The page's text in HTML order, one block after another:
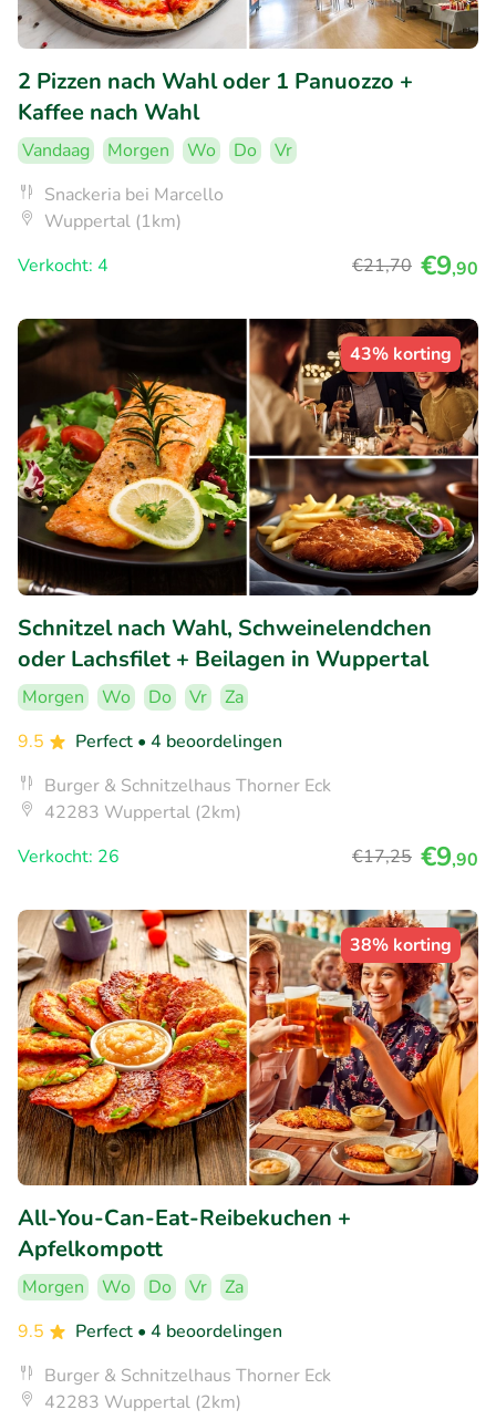
2 Pizzen nach Wahl oder 1 Panuozzo +
Kaffee nach Wahl
Vandaag Morgen Wo Do
Vr
Snackeria bei Marcello
Wuppertal (1km)
Verkocht: 4
€21,70 €9,90
43% korting
Schnitzel nach Wahl, Schweinelendchen
oder Lachsfilet + Beilagen in Wuppertal
Morgen Wo Do Vr
Za
9.5
Perfect • 4 beoordelingen
Burger & Schnitzelhaus Thorner Eck
42283 Wuppertal (2km)
Verkocht: 26
€17,25 €9,90
38% korting
All-You-Can-Eat-Reibekuchen +
Apfelkompott
Morgen Wo Do Vr
Za
9.5
Perfect • 4 beoordelingen
Burger & Schnitzelhaus Thorner Eck
42283 Wuppertal (2km)